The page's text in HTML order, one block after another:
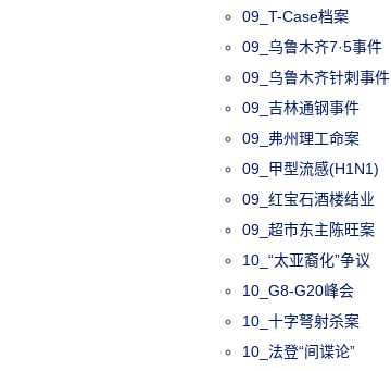
09_T-Case档案
09_乌鲁木齐7·5事件
09_乌鲁木齐针刺事件
09_吉林通钢事件
09_弗州理工命案
09_甲型流感(H1N1)
09_红宝石酒楼结业
09_超市东主陈旺案
10_“太亚裔化”争议
10_G8-G20峰会
10_十字弩射杀案
10_法登“间谍论”